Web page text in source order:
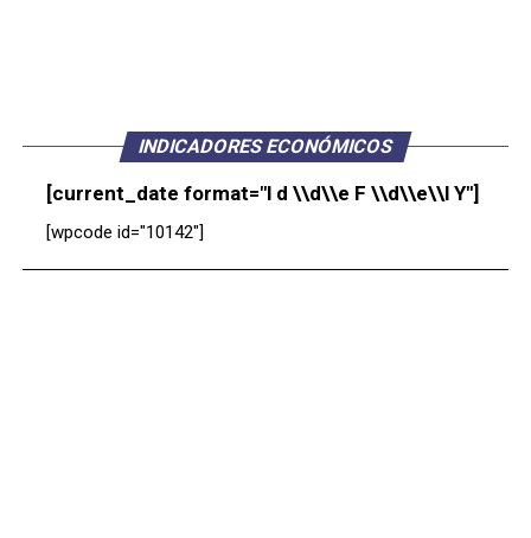
INDICADORES ECONÓMICOS
[current_date format="l d \\d\\e F \\d\\e\\l Y"]
[wpcode id="10142"]